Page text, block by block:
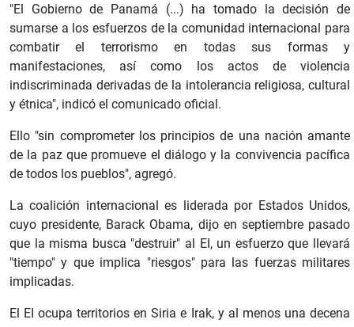
"El Gobierno de Panamá (...) ha tomado la decisión de
sumarse a los esfuerzos de la comunidad internacional para
combatir el terrorismo en todas sus formas y
manifestaciones, así como los actos de violencia
indiscriminada derivadas de la intolerancia religiosa, cultural
y étnica", indicó el comunicado oficial.
Ello "sin comprometer los principios de una nación amante
de la paz que promueve el diálogo y la convivencia pacífica
de todos los pueblos", agregó.
La coalición internacional es liderada por Estados Unidos,
cuyo presidente, Barack Obama, dijo en septiembre pasado
que la misma busca "destruir" al EI, un esfuerzo que llevará
"tiempo" y que implica "riesgos" para las fuerzas militares
implicadas.
El EI ocupa territorios en Siria e Irak, y al menos una decena